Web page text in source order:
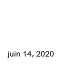
juin 14, 2020